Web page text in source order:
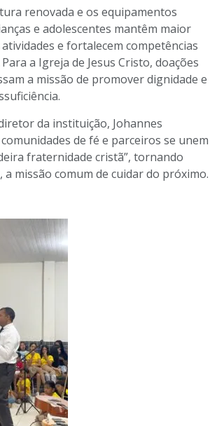
renovada e os equipamentos
e adolescentes mantêm maior
e fortalecem competências
a Igreja de Jesus Cristo, doações
a missão de promover dignidade e
da instituição, Johannes
de fé e parceiros se unem
fraternidade cristã”, tornando
a missão comum de cuidar do próximo.